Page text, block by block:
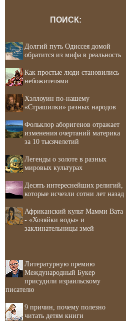
ПОИСК:
Долгий путь Одиссея домой
обратится из мифа в реальность
Как простые люди становились
небожителями
Хэллоуин по-нашему
«Страшилки» разных народов
Фольклор аборигенов отражает
изменения очертаний материка
за 10 тысячелетий
Легенды о золоте в разных
мировых культурах
Десять интереснейших религий,
которые исчезли сотни лет назад
Африканский культ Мамми Вата
- «Хозяйки воды» и
заклинательницы змей
Литературную премию
Международный Букер
присудили израильскому
писателю
9 причин, почему полезно
читать детям книги